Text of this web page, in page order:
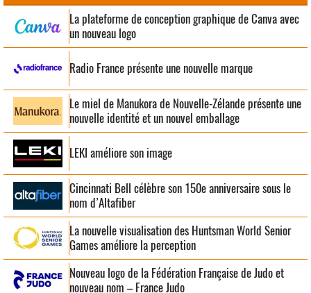
La plateforme de conception graphique de Canva avec
un nouveau logo
Radio France présente une nouvelle marque
Le miel de Manukora de Nouvelle-Zélande présente une
nouvelle identité et un nouvel emballage
LEKI améliore son image
Cincinnati Bell célèbre son 150e anniversaire sous le
nom d’Altafiber
La nouvelle visualisation des Huntsman World Senior
Games améliore la perception
Nouveau logo de la Fédération Française de Judo et
nouveau nom – France Judo